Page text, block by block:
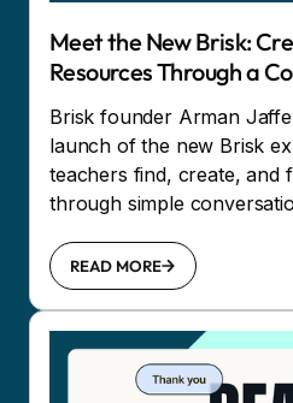
Meet the New Brisk:
Resources Through a
Brisk founder Arman
launch of the new Brisk
teachers find, create, and
through simple
READ MORE